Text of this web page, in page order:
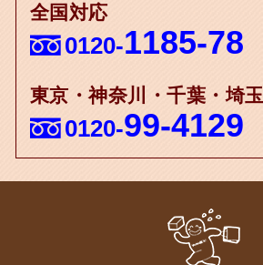
全国対応
0120-1185-78
東京・神奈川・千葉・埼玉
0120-99-4129